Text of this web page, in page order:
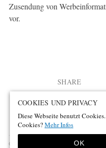
Zusendung von
vor.
SHARE
© 2026 by 亜 真里男 – mario a - design by pii
COOKIES UND PRIVACY
Diese Webseite benutzt
Cookies?Mehr Infos
OK